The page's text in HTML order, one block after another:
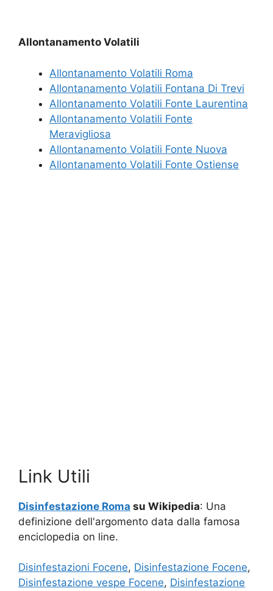
Allontanamento Volatili
Allontanamento Volatili Roma
Allontanamento Volatili Fontana Di Trevi
Allontanamento Volatili Fonte Laurentina
Allontanamento Volatili Fonte
Meravigliosa
Allontanamento Volatili Fonte Nuova
Allontanamento Volatili Fonte Ostiense
Link Utili
Disinfestazione Roma su Wikipedia: Una
definizione dell'argomento data dalla famosa
enciclopedia on line.
Disinfestazioni Focene, Disinfestazione Focene,
Disinfestazione vespe Focene, Disinfestazione